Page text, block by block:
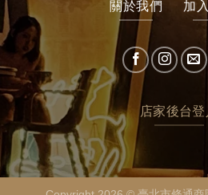
關於我們 加
店家後台登